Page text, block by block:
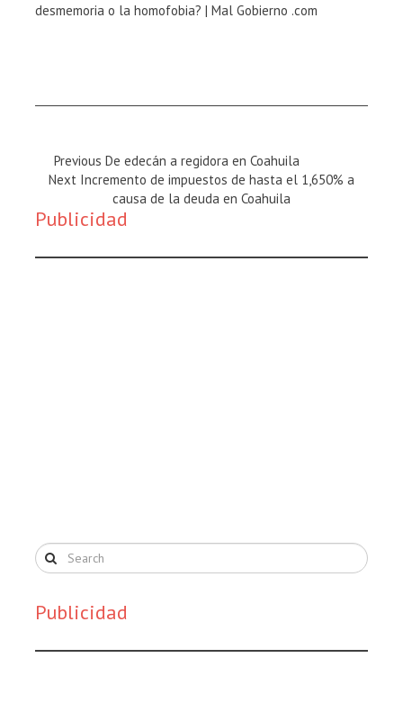
desmemoria o la homofobia? | Mal Gobierno .com
Previous
Magazine
Previous De edecán a regidora en Coahuila
Next
:
Next Incremento de impuestos de hasta el 1,650% a
causa de la deuda en Coahuila
Publicidad
Publicidad